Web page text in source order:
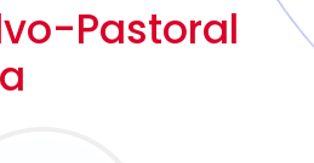
Pastoral